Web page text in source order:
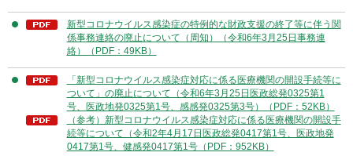
新型コロナウイルス感染症の特例的な財政支援の終了等に伴う関
係事務連絡の廃止について（周知）（令和6年3月25日事務連
絡）（PDF：49KB）
「新型コロナウイルス感染症対応に係る医療機関の開設手続等に
ついて」の廃止について（令和6年3月25日医政総発0325第1
号、医政地発0325第1号、感感発0325第3号）（PDF：52KB）
（参考）新型コロナウイルス感染症対応に係る医療機関の開設手
続等について（令和2年4月17日医政総発0417第1号、医政地発
0417第1号、健感発0417第1号（PDF：952KB）